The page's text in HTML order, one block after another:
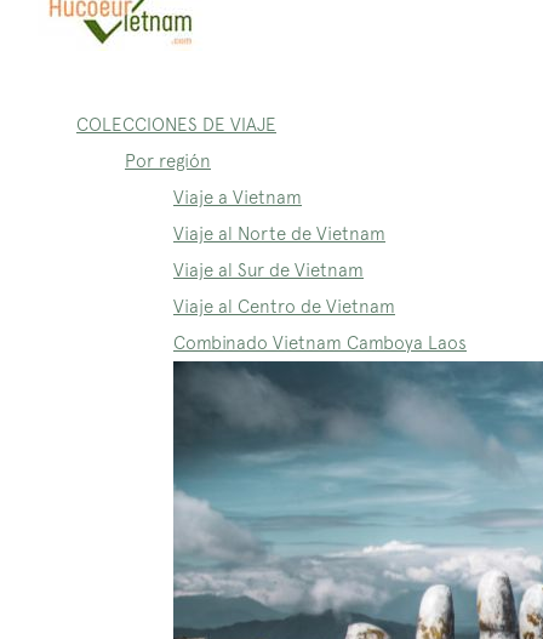
COLECCIONES DE VIAJE
Por región
Viaje a Vietnam
Viaje al Norte de Vietnam
Viaje al Sur de Vietnam
Viaje al Centro de Vietnam
Combinado Vietnam Camboya Laos